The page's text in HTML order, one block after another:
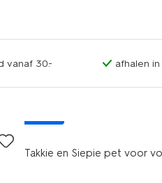
vanaf 30.- afhalen in
Takkie en Siepie pet voor